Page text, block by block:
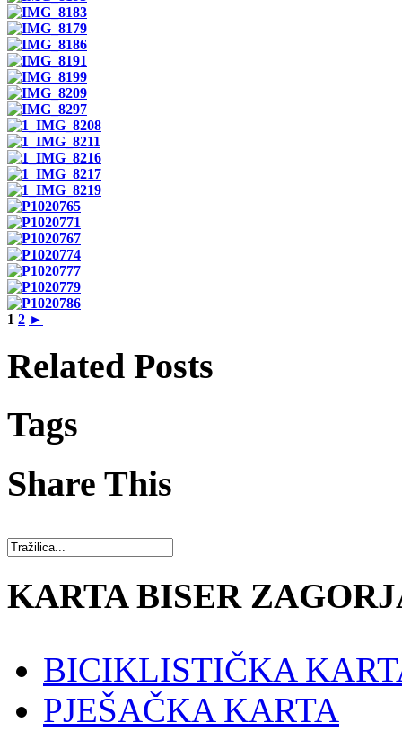
1 2 ►
Related Posts
Tags
Share This
KARTA BISER
BICIKLISTIČKA
PJEŠAČKA KARTA